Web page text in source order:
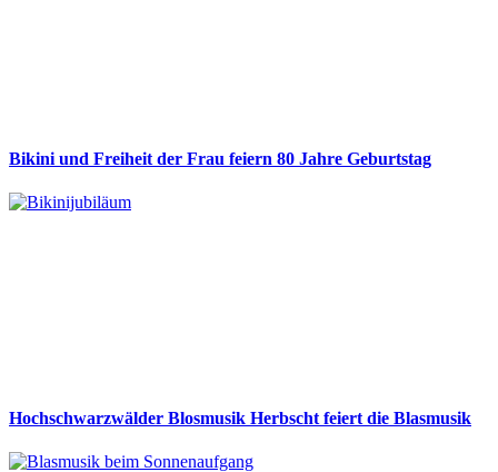
Bikini und Freiheit der Frau feiern 80 Jahre Geburtstag
Hochschwarzwälder Blosmusik Herbscht feiert die Blasmusik